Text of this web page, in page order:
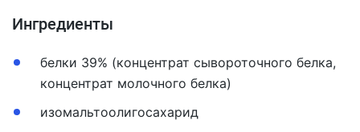
Ингредиенты
белки 39% (концентрат сывороточного белка,
концентрат молочного белка)
изомальтоолигосахарид